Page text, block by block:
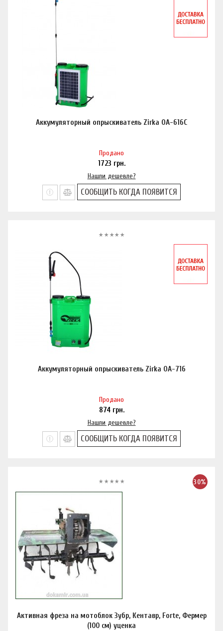
Аккумуляторный опрыскиватель Zirka ОА-616С
Продано
1723 грн.
Нашли дешевле?
СООБЩИТЬ КОГДА ПОЯВИТСЯ
Аккумуляторный опрыскиватель Zirka ОА-716
Продано
874грн.
Нашли дешевле?
СООБЩИТЬ КОГДА ПОЯВИТСЯ
30%
Активная фреза на мотоблок Зубр, Кентавр, Forte, Фермер
(100 см) уценка